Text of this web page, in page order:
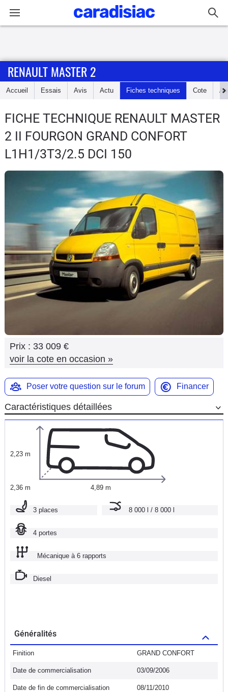
Accueil
Essais
Guide
d'achat
Electriques
Utilitaires
Auto
Services
Forum
Marques
RENAULT MASTER 2
Accueil Essais Avis Actu Fiches techniques Cote
FICHE TECHNIQUE RENAULT MASTER
2 II FOURGON GRAND CONFORT
L1H1/3T3/2.5 DCI 150
Prix : 33 009 €
voir la cote en occasion »
Poser votre question sur le forum Financer
Caractéristiques détaillées
2,23 m
2,36 m 4,89 m
3 places 8 000 l / 8 000 l
4 portes
Mécanique à 6 rapports
Diesel
Généralités
Finition GRAND CONFORT
Date de commercialisation 03/09/2006
Date de fin de commercialisation 08/11/2010